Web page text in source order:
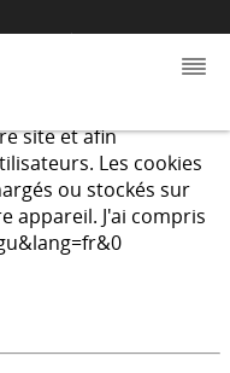
site et afin
Les cookies
ou stockés sur
appareil. J'ai compris